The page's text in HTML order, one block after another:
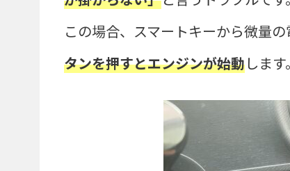
この場合、スマートキーから微量
タンを押すとエンジンが始動します。